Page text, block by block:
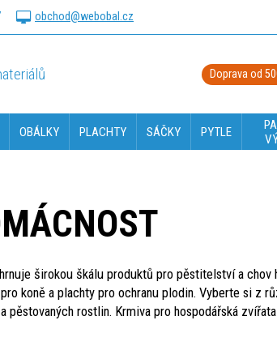
obchod@webobal.cz
Doprava od
OBÁLKY PLACHTY SÁČKY PYTLE
širokou škálu produktů pro pěstitelství a
koně a plachty pro ochranu plodin. Vyberte si z
pěstovaných rostlin. Krmiva pro hospodářská